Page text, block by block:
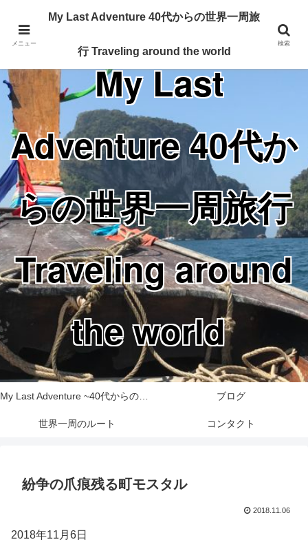
Traveling around the world from my 40's
My Last
Adventure 40代か
らの世界一周旅行
Traveling around
the world
My Last Adventure ~40代からの世界一周旅行記~ ブログ
世界一周のルート コンタクト
紛争の爪痕残る町モスタル
2018.11.06
2018年11月6日
メニュー
My Last Adventure 40代からの世界一周旅
行 Traveling around the world
検索